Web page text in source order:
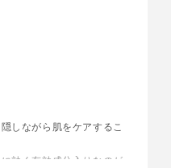
しながら肌をケアするこ
効く有効成分入りなのが